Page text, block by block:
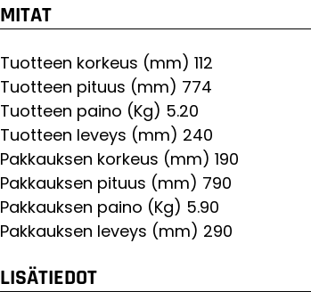
MITAT
Tuotteen korkeus (mm) 112
Tuotteen pituus (mm) 774
Tuotteen paino (Kg) 5.20
Tuotteen leveys (mm) 240
Pakkauksen korkeus (mm) 190
Pakkauksen pituus (mm) 790
Pakkauksen paino (Kg) 5.90
Pakkauksen leveys (mm) 290
LISÄTIEDOT